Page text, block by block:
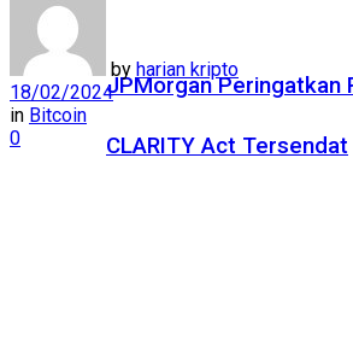
JPMorgan Peringatkan
CLARITY Act Tersendat
by harian kripto
18/02/2024
in Bitcoin
0